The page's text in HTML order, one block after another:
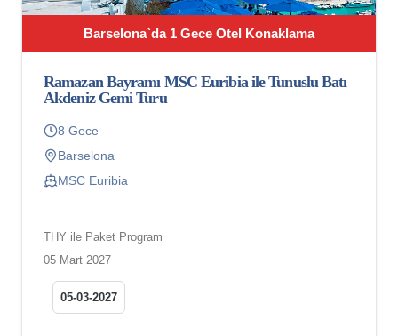
Barselona`da 1 Gece Otel Konaklama
Ramazan Bayramı MSC Euribia ile Tunuslu Batı
Akdeniz Gemi Turu
8 Gece
Barselona
MSC Euribia
THY ile Paket Program
05 Mart 2027
05-03-2027